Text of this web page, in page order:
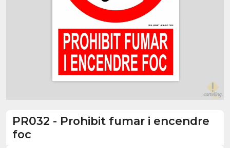
PR032 - Prohibit fumar i encendre
foc